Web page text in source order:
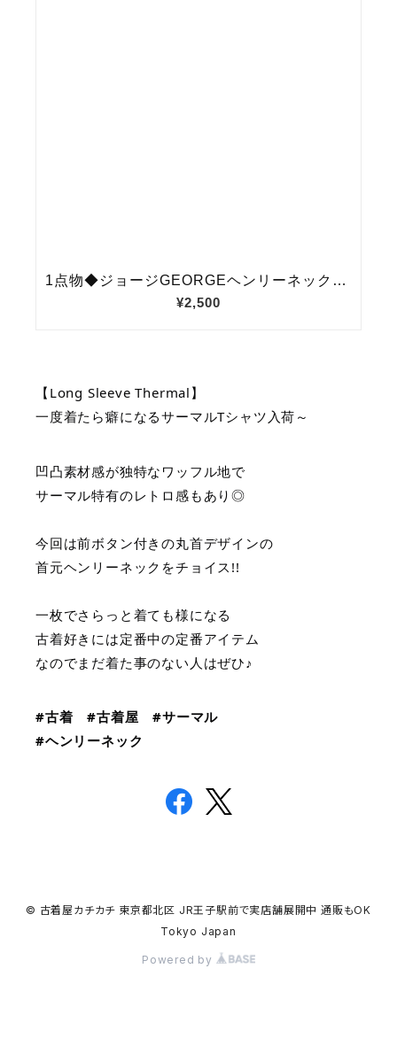
【Long Sleeve Thermal】
一度着たら癖になるサーマルTシャツ入荷～
凹凸素材感が独特なワッフル地で
サーマル特有のレトロ感もあり◎
今回は前ボタン付きの丸首デザインの
首元ヘンリーネックをチョイス!!
一枚でさらっと着ても様になる
古着好きには定番中の定番アイテム
なのでまだ着た事のない人はぜひ♪
#古着 #古着屋
#サーマル
#ヘンリーネック
© 古着屋カチカチ 東京都北区 JR王子駅前で実店舗展開中 通販もOK
Tokyo Japan
Powered by